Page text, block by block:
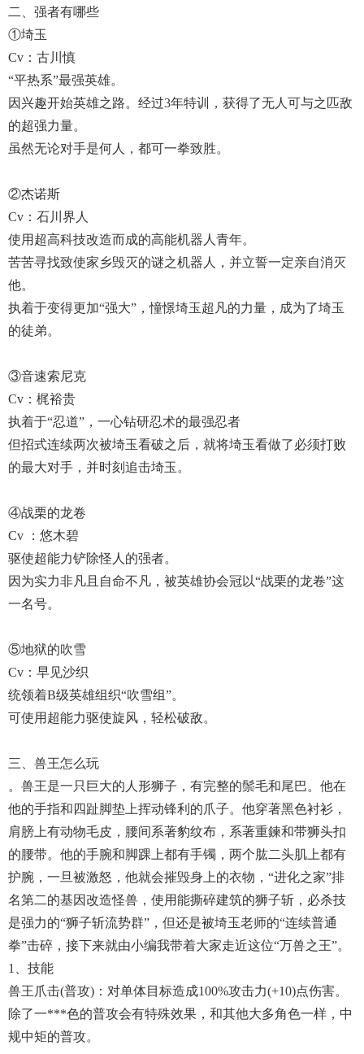
二、强者有哪些
①埼玉
Cv：古川慎
“平热系”最强英雄。
因兴趣开始英雄之路。经过3年特训，获得了无人可与之匹敌
的超强力量。
虽然无论对手是何人，都可一拳致胜。
②杰诺斯
Cv：石川界人
使用超高科技改造而成的高能机器人青年。
苦苦寻找致使家乡毁灭的谜之机器人，并立誓一定亲自消灭
他。
执着于变得更加“强大”，憧憬埼玉超凡的力量，成为了埼玉
的徒弟。
③音速索尼克
Cv：梶裕贵
执着于“忍道”，一心钻研忍术的最强忍者
但招式连续两次被埼玉看破之后，就将埼玉看做了必须打败
的最大对手，并时刻追击埼玉。
④战栗的龙卷
Cv ：悠木碧
驱使超能力铲除怪人的强者。
因为实力非凡且自命不凡，被英雄协会冠以“战栗的龙卷”这
一名号。
⑤地狱的吹雪
Cv：早见沙织
统领着B级英雄组织“吹雪组”。
可使用超能力驱使旋风，轻松破敌。
三、兽王怎么玩
。兽王是一只巨大的人形狮子，有完整的鬃毛和尾巴。他在
他的手指和四趾脚垫上挥动锋利的爪子。他穿著黑色衬衫，
肩膀上有动物毛皮，腰间系著豹纹布，系著重鍊和带狮头扣
的腰带。他的手腕和脚踝上都有手镯，两个肱二头肌上都有
护腕，一旦被激怒，他就会摧毁身上的衣物，“进化之家”排
名第二的基因改造怪兽，使用能撕碎建筑的狮子斩，必杀技
是强力的“狮子斩流势群”，但还是被埼玉老师的“连续普通
拳”击碎，接下来就由小编我带着大家走近这位“万兽之王”。
1、技能
兽王爪击(普攻)：对单体目标造成100%攻击力(+10)点伤害。
除了一***色的普攻会有特殊效果，和其他大多角色一样，中
规中矩的普攻。